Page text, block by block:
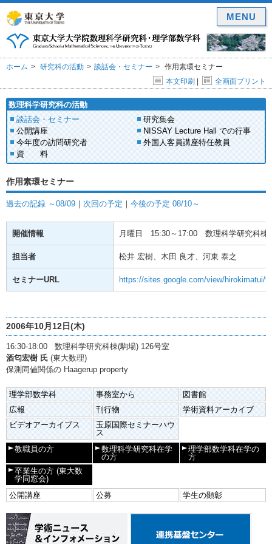
ホーム 研究科の活動 談話会・セミナー
作用素環セミナー
本文印刷 | 全画面プリント
数理科学研究科の活動
談話会・セミナー
研究集会
公開講座
NISSAY Lecture Hall での行事
今年度の訪問研究者
外国人客員講座特任教員
資 料
作用素環セミナー
過去の記録 ～08/09 ｜ 次回の予定 ｜ 今後の予定 08/10～
開催情報 月曜日 15:30～17:00 数理科学研究科棟
担当者 松井 宏樹、木田 良才、河東 泰之
セミナーURL https://sites.google.com/view/hirokimatui/
2006年10月12日(木)
16:30-18:00 数理科学研究科棟(駒場) 126号室
酒匂宏樹 氏 (東大数理)
保測同値関係の Haagerup property
理学部数学科 事務室から
図書館
広報
刊行物
学術資料アーカイブ
ビデオアーカイブス
玉原国際セミナーハウ
ス
教職員の方
数理科学研究科在学
の方
理学部数学科在学の
方
卒業生の方 (東大数
学同窓会)
公開講座
公募 学生の顕彰
MENU